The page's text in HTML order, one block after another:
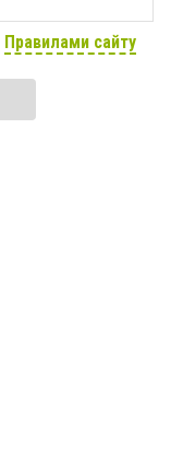
Правилами сайту